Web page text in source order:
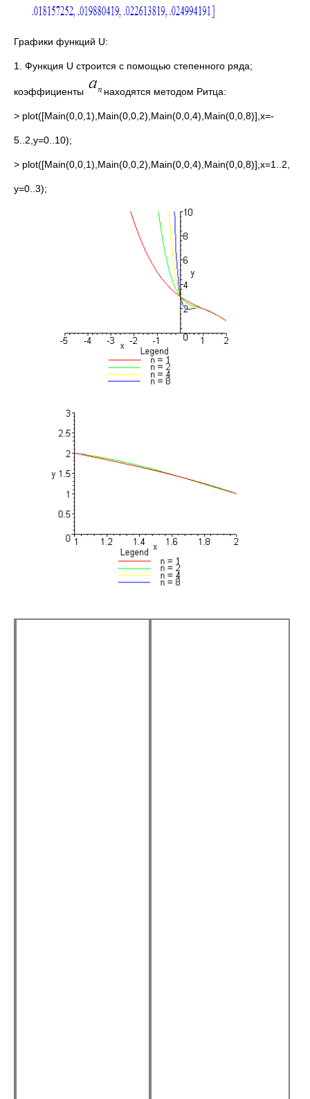
Графики функций U:
1. Функция U строится с помощью степенного ряда;
коэффициенты находятся методом Ритца:
> plot([Main(0,0,1),Main(0,0,2),Main(0,0,4),Main(0,0,8)],x=-
5..2,y=0..10);
> plot([Main(0,0,1),Main(0,0,2),Main(0,0,4),Main(0,0,8)],x=1..2,
y=0..3);